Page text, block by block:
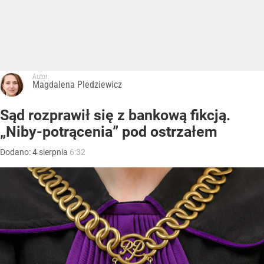
Autor:
Magdalena Pledziewicz
Sąd rozprawił się z bankową fikcją.
„Niby-potrącenia” pod ostrzałem
Dodano:4 sierpnia 6:32